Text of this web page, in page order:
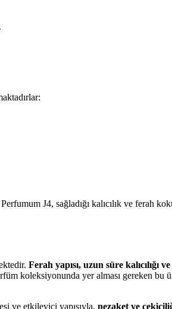
J4, sağladığı kalıcılık ve ferah
Ferah yapısı, uzun süre kalıcılığı
koleksiyonunda yer alması gereken
ve etkileyici yapısıyla, nezaket ve